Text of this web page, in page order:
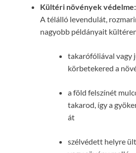
Kültéri növények védelme:
A télálló levendulát,
nagyobb példányait
takarófóliával vagy
körbetekered a
a föld felszínét
takarod, így a
át
szélvédett helyre